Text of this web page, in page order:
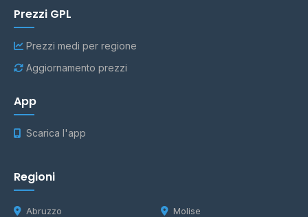
Prezzi GPL
Prezzi medi per regione
Aggiornamento prezzi
App
Scarica l'app
Regioni
Abruzzo Molise